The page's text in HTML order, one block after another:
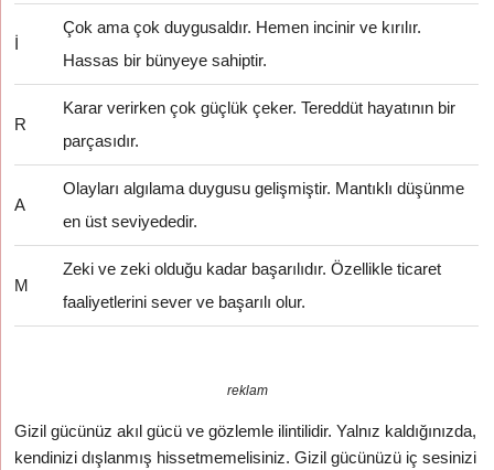
İ
Çok ama çok duygusaldır. Hemen incinir ve kırılır.
Hassas bir bünyeye sahiptir.
R
Karar verirken çok güçlük çeker. Tereddüt hayatının bir
parçasıdır.
A
Olayları algılama duygusu gelişmiştir. Mantıklı düşünme
en üst seviyededir.
M
Zeki ve zeki olduğu kadar başarılıdır. Özellikle ticaret
faaliyetlerini sever ve başarılı olur.
reklam
Gizil gücünüz akıl gücü ve gözlemle ilintilidir. Yalnız kaldığınızda,
kendinizi dışlanmış hissetmemelisiniz. Gizil gücünüzü iç sesinizi